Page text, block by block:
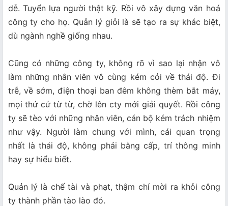
dễ. Tuyển lựa người thật kỹ. Rồi vô xây dựng văn hoá
công ty cho họ. Quản lý giỏi là sẽ tạo ra sự khác biệt,
dù ngành nghề giống nhau.
Cũng có những công ty, không rõ vì sao lại nhận vô
làm những nhân viên vô cùng kém cỏi về thái độ. Đi
trễ, về sớm, điện thoại ban đêm không thèm bắt máy,
mọi thứ cứ từ từ, chờ lên cty mới giải quyết. Rồi công
ty sẽ tèo với những nhân viên, cán bộ kém trách nhiệm
như vậy. Người làm chung với mình, cái quan trọng
nhất là thái độ, không phải bằng cấp, trí thông minh
hay sự hiểu biết.
Quản lý là chế tài và phạt, thậm chí mời ra khỏi công
ty thành phần tào lào đó.